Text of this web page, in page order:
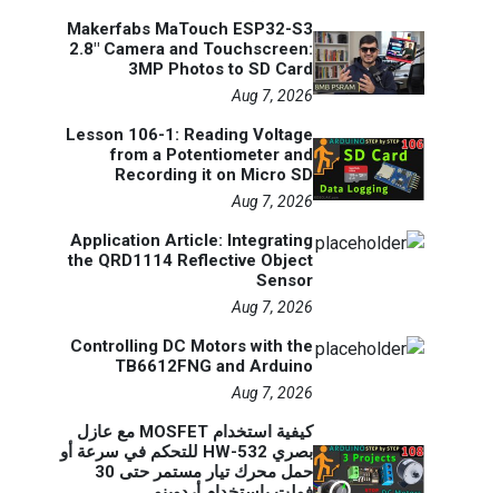
Makerfabs MaTouch ESP32-S3
2.8" Camera and Touchscreen:
3MP Photos to SD Card
Aug 7, 2026
Lesson 106-1: Reading Voltage
from a Potentiometer and
Recording it on Micro SD
Aug 7, 2026
Application Article: Integrating
the QRD1114 Reflective Object
Sensor
Aug 7, 2026
Controlling DC Motors with the
TB6612FNG and Arduino
Aug 7, 2026
كيفية استخدام MOSFET مع عازل
بصري HW-532 للتحكم في سرعة أو
حمل محرك تيار مستمر حتى 30